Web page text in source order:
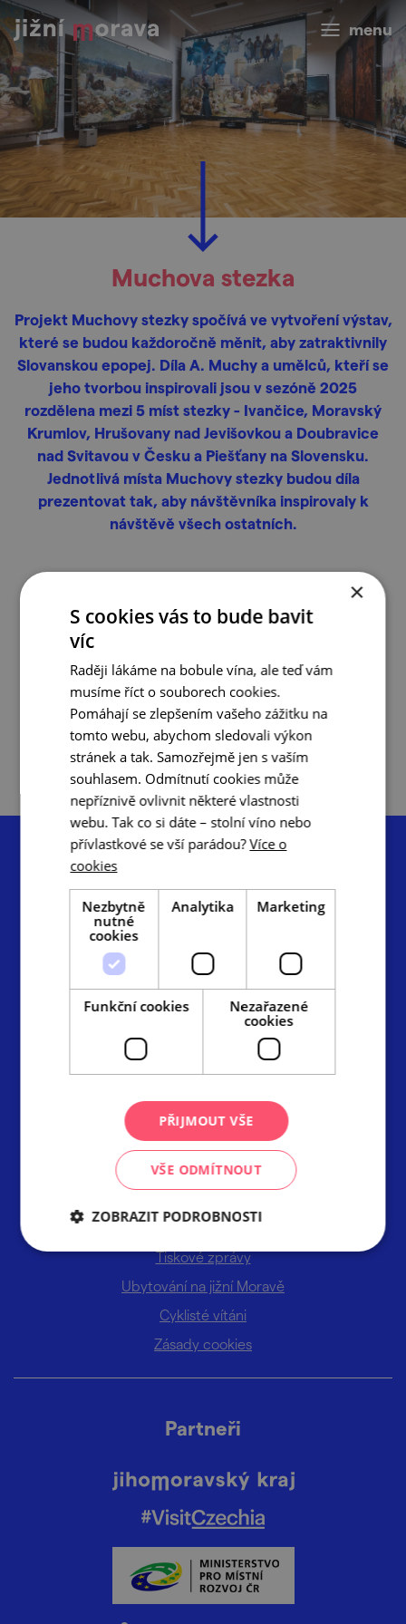
menu
Muchova stezka
Projekt Muchovy stezky spočívá ve vytvoření výstav,
které se budou každoročně měnit, aby zatraktivnily
Slovanskou epopej. Díla A. Muchy a umělců, kteří se
jeho tvorbou inspirovali jsou v sezóně 2025
rozdělena mezi 5 míst stezky - Ivančice, Moravský
Krumlov, Hrušovany nad Jevišovkou a Doubravice
nad Svitavou v Česku a Piešťany na Slovensku.
Jednotlivá místa Muchovy stezky budou díla
prezentovat tak, aby návštěvníka inspirovaly k
návštěvě všech ostatních.
více informací
do oblíbených
Centrála cestovního ruchu – Jižní Morava, z.s.p.o.
Radnická 2, 602 00 Brno
info@ccrjm.cz
www.ccrjm.cz
Facebook
TOP cíle
Ke stažení
Informační centra
Tiskové zprávy
Ubytování na jižní Moravě
Cyklisté vítáni
Zásady cookies
Partneři
×
S cookies vás to bude bavit
víc
Raději lákáme na bobule vína, ale teď vám
musíme říct o souborech cookies.
Pomáhají se zlepšením vašeho zážitku na
tomto webu, abychom sledovali výkon
stránek a tak. Samozřejmě jen s vaším
souhlasem. Odmítnutí cookies může
nepříznivě ovlivnit některé vlastnosti
webu. Tak co si dáte – stolní víno nebo
přívlastkové se vší parádou?Více o
cookies
Nezbytně
nutné
cookies
Analytika Marketing
Funkční cookies
Nezařazené
cookies
PŘIJMOUT VŠE
VŠE ODMÍTNOUT
ZOBRAZIT PODROBNOSTI